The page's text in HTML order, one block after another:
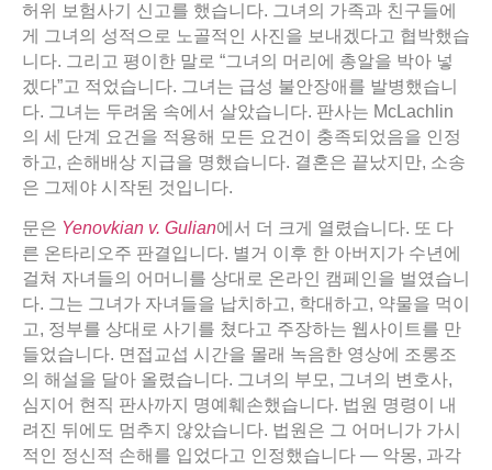
허위 보험사기 신고를 했습니다. 그녀의 가족과 친구들에
게 그녀의 성적으로 노골적인 사진을 보내겠다고 협박했습
니다. 그리고 평이한 말로 “그녀의 머리에 총알을 박아 넣
겠다”고 적었습니다. 그녀는 급성 불안장애를 발병했습니
다. 그녀는 두려움 속에서 살았습니다. 판사는 McLachlin
의 세 단계 요건을 적용해 모든 요건이 충족되었음을 인정
하고, 손해배상 지급을 명했습니다. 결혼은 끝났지만, 소송
은 그제야 시작된 것입니다.
문은 Yenovkian v. Gulian에서 더 크게 열렸습니다. 또 다
른 온타리오주 판결입니다. 별거 이후 한 아버지가 수년에
걸쳐 자녀들의 어머니를 상대로 온라인 캠페인을 벌였습니
다. 그는 그녀가 자녀들을 납치하고, 학대하고, 약물을 먹이
고, 정부를 상대로 사기를 쳤다고 주장하는 웹사이트를 만
들었습니다. 면접교섭 시간을 몰래 녹음한 영상에 조롱조
의 해설을 달아 올렸습니다. 그녀의 부모, 그녀의 변호사,
심지어 현직 판사까지 명예훼손했습니다. 법원 명령이 내
려진 뒤에도 멈추지 않았습니다. 법원은 그 어머니가 가시
적인 정신적 손해를 입었다고 인정했습니다 — 악몽, 과각